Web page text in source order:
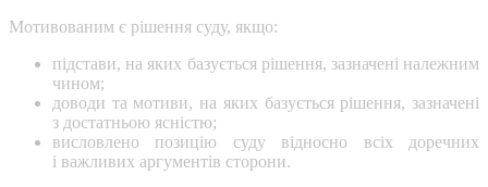
Мотивованим є рішення суду, якщо:
підстави, на яких базується рішення, зазначені належним
чином;
доводи та мотиви, на яких базується рішення, зазначені
з достатньою ясністю;
висловлено позицію суду відносно всіх доречних
і важливих аргументів сторони.